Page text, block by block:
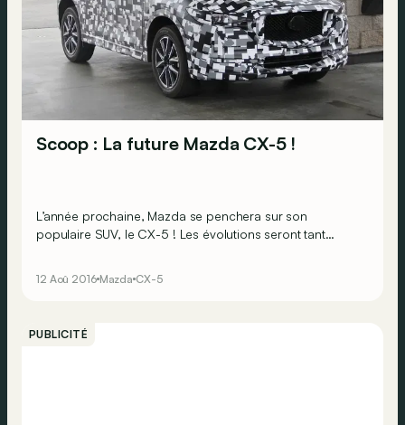
Scoop : La future Mazda CX-5 !
L’année prochaine, Mazda se penchera sur son
populaire SUV, le CX-5 ! Les évolutions seront tant
12 Aoû 2016 Mazda CX-5
PUBLICITÉ